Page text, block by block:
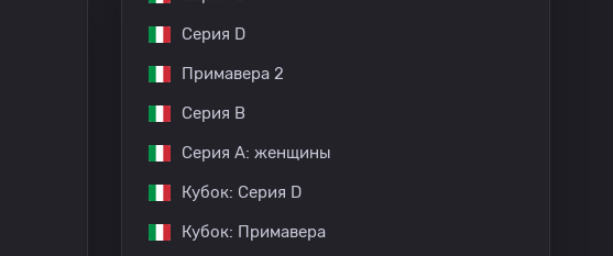
Серия D
Примавера 2
Серия B
Серия A: женщины
Кубок: Серия D
Кубок: Примавера